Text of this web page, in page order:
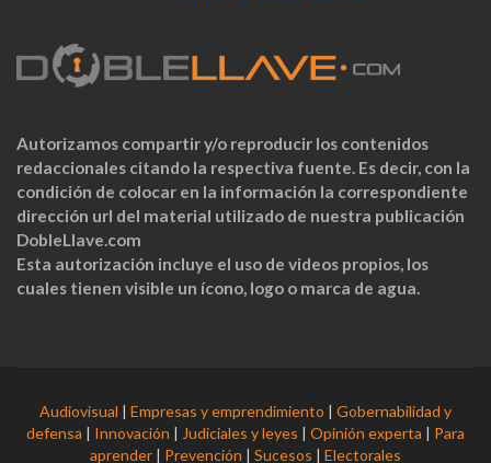
Autorizamos compartir y/o reproducir los contenidos
redaccionales citando la respectiva fuente. Es decir, con la
condición de colocar en la información la correspondiente
dirección url del material utilizado de nuestra publicación
DobleLlave.com
Esta autorización incluye el uso de videos propios, los
cuales tienen visible un ícono, logo o marca de agua.
Audiovisual | Empresas y emprendimiento | Gobernabilidad y
defensa | Innovación | Judiciales y leyes | Opinión experta | Para
aprender | Prevención | Sucesos | Electorales